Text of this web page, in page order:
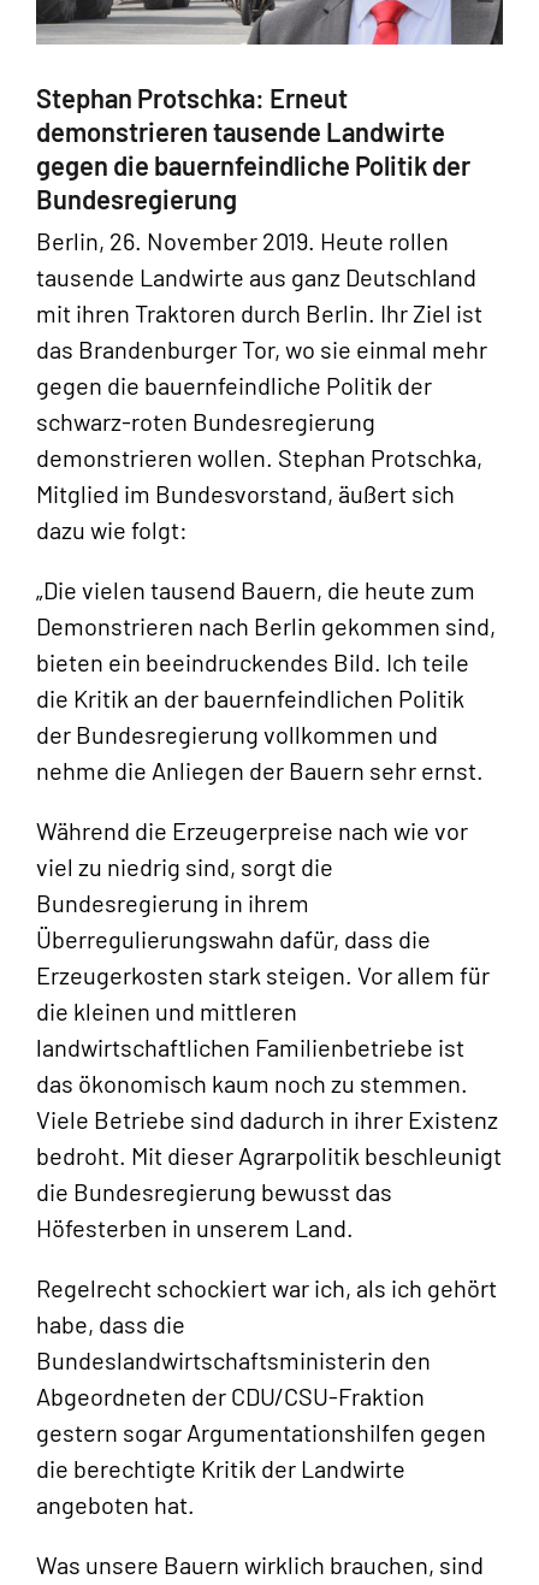
Stephan Protschka: Erneut
demonstrieren tausende Landwirte
gegen die bauernfeindliche Politik der
Bundesregierung
Berlin, 26. November 2019. Heute rollen
tausende Landwirte aus ganz Deutschland
mit ihren Traktoren durch Berlin. Ihr Ziel ist
das Brandenburger Tor, wo sie einmal mehr
gegen die bauernfeindliche Politik der
schwarz-roten Bundesregierung
demonstrieren wollen. Stephan Protschka,
Mitglied im Bundesvorstand, äußert sich
dazu wie folgt:
„Die vielen tausend Bauern, die heute zum
Demonstrieren nach Berlin gekommen sind,
bieten ein beeindruckendes Bild. Ich teile
die Kritik an der bauernfeindlichen Politik
der Bundesregierung vollkommen und
nehme die Anliegen der Bauern sehr ernst.
Während die Erzeugerpreise nach wie vor
viel zu niedrig sind, sorgt die
Bundesregierung in ihrem
Überregulierungswahn dafür, dass die
Erzeugerkosten stark steigen. Vor allem für
die kleinen und mittleren
landwirtschaftlichen Familienbetriebe ist
das ökonomisch kaum noch zu stemmen.
Viele Betriebe sind dadurch in ihrer Existenz
bedroht. Mit dieser Agrarpolitik beschleunigt
die Bundesregierung bewusst das
Höfesterben in unserem Land.
Regelrecht schockiert war ich, als ich gehört
habe, dass die
Bundeslandwirtschaftsministerin den
Abgeordneten der CDU/CSU-Fraktion
gestern sogar Argumentationshilfen gegen
die berechtigte Kritik der Landwirte
angeboten hat.
Was unsere Bauern wirklich brauchen, sind